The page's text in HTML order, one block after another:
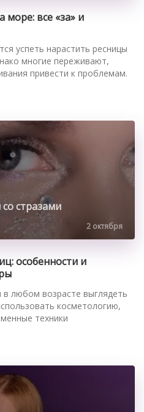
все «за» и
успеть нарастить ресницы
многие переживают,
привести к проблемам.
можно, однако на море с
к его разрушению, в
[…]
стразами
2 октября
особенности и
любом возрасте выглядеть
косметологию,
техники
процедура,
такой техники, ее
процедуры
делают во многих
[…]